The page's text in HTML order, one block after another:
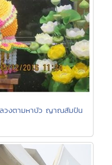
ลวงตามหาบัว ญาณสัมปัน